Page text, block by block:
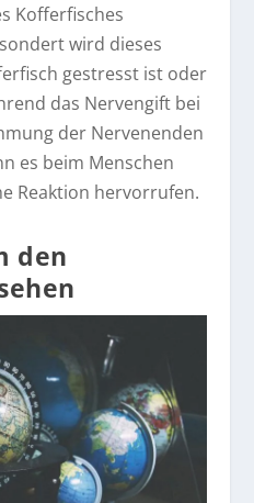
Kofferfisches
wird dieses
gestresst ist oder
das Nervengift bei
der Nervenenden
es beim Menschen
Reaktion hervorrufen.
den